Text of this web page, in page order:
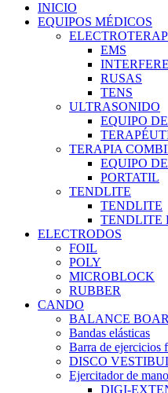
INICIO
EQUIPOS MÉDICOS
EMS
RUSAS
TENS
ULTRASONIDO
EQUIPO
TERAPIA
EQUIPO
PORTATIL
TENDLITE
TENDLITE
TENDLITE
ELECTRODOS
FOIL
POLY
MICROBLOCK
RUBBER
CANDO
BALANCE
Bandas elásticas
Barra de ejercicios
DISCO
Ejercitador de mano
DIGI-